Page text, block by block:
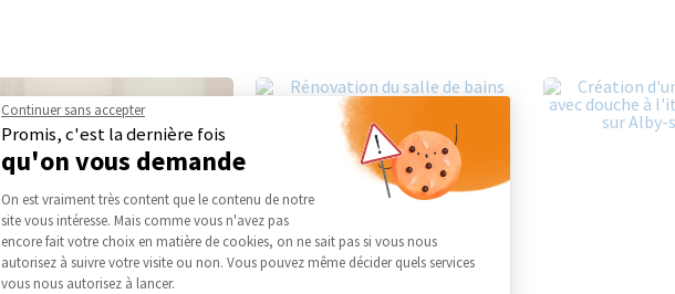
Continuer sans accepter
Promis, c'est la dernière fois
qu'on vous demande
Plateforme de Gestion du Consentement : Personnalisez
On est vraiment très content que le contenu de notre
site vous intéresse. Mais comme vous n'avez pas
encore fait votre choix en matière de cookies, on ne sait pas si vous nous
autorisez à suivre votre visite ou non. Vous pouvez même décider quels services
vous nous autorisez à lancer.
Axeptio consent